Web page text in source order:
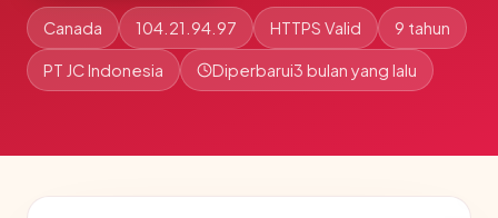
Canada 104.21.94.97 HTTPS Valid 9 tahun
PT JC Indonesia Diperbarui3 bulan yang lalu